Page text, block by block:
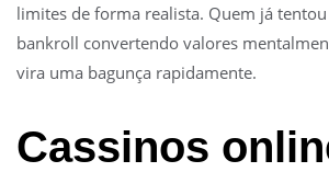
limites de forma realista. Quem já
bankroll convertendo valores
vira uma bagunça rapidamente.
Cassinos